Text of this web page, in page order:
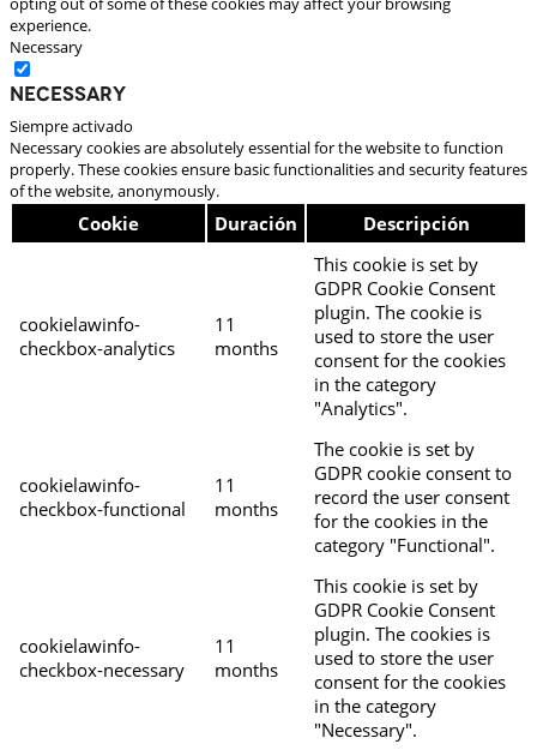
experience.
Necessary
Necessary
Siempre activado
Necessary cookies are absolutely essential for the website to function
properly. These cookies ensure basic functionalities and security features
of the website, anonymously.
Cookie Duración Descripción
cookielawinfo-
checkbox-analytics
11
months
This cookie is set by
GDPR Cookie Consent
plugin. The cookie is
used to store the user
consent for the cookies
in the category
"Analytics".
cookielawinfo-
checkbox-functional
11
months
The cookie is set by
GDPR cookie consent to
record the user consent
for the cookies in the
category "Functional".
cookielawinfo-
checkbox-necessary
11
months
This cookie is set by
GDPR Cookie Consent
plugin. The cookies is
used to store the user
consent for the cookies
in the category
"Necessary".